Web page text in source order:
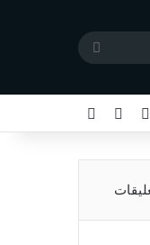
بحث
تسجيل الدخول
مقال عشوائي